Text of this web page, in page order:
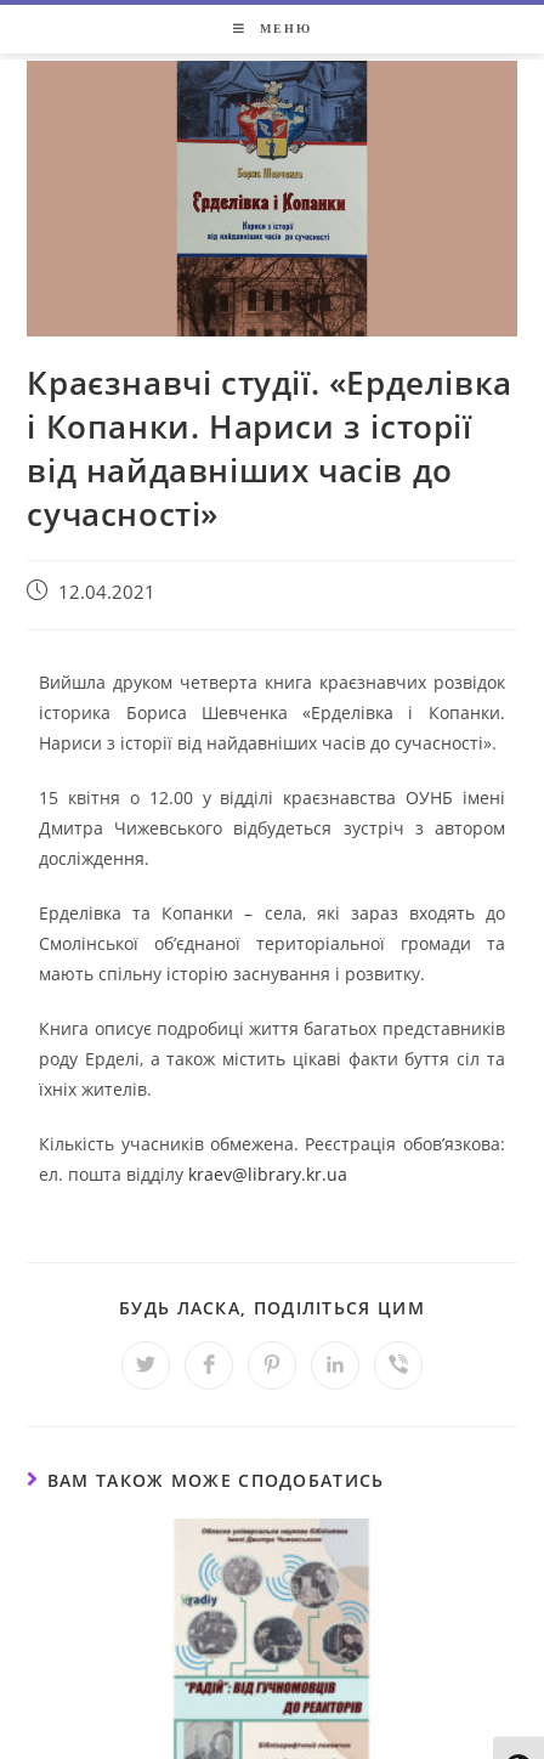
МЕНЮ
Краєзнавчі студії. «Ерделівка
і Копанки. Нариси з історії
від найдавніших часів до
сучасності»
12.04.2021
Вийшла друком четверта книга краєзнавчих розвідок
історика Бориса Шевченка «Ерделівка і Копанки.
Нариси з історії від найдавніших часів до сучасності».
15 квітня о 12.00 у відділі краєзнавства ОУНБ імені
Дмитра Чижевського відбудеться зустріч з автором
досліждення.
Ерделівка та Копанки – села, які зараз входять до
Смолінської об’єднаної територіальної громади та
мають спільну історію заснування і розвитку.
Книга описує подробиці життя багатьох представників
роду Ерделі, а також містить цікаві факти буття сіл та
їхніх жителів.
Кількість учасників обмежена. Реєстрація обов’язкова:
ел. пошта відділу kraev@library.kr.ua
БУДЬ ЛАСКА, ПОДІЛІТЬСЯ ЦИМ
ВАМ ТАКОЖ МОЖЕ СПОДОБАТИСЬ